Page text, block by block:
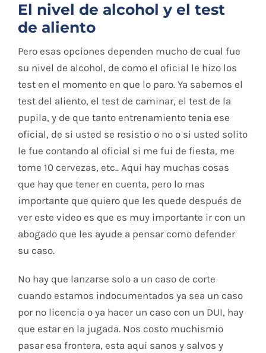
El nivel de alcohol y el test
de aliento
Pero esas opciones dependen mucho de cual fue
su nivel de alcohol, de como el oficial le hizo los
test en el momento en que lo paro. Ya sabemos el
test del aliento, el test de caminar, el test de la
pupila, y de que tanto entrenamiento tenia ese
oficial, de si usted se resistio o no o si usted solito
le fue contando al oficial si me fui de fiesta, me
tome 10 cervezas, etc.. Aqui hay muchas cosas
que hay que tener en cuenta, pero lo mas
importante que quiero que les quede después de
ver este video es que es muy importante ir con un
abogado que les ayude a pensar como defender
su caso.
No hay que lanzarse solo a un caso de corte
cuando estamos indocumentados ya sea un caso
por no licencia o ya hacer un caso con un DUI, hay
que estar en la jugada. Nos costo muchismio
pasar esa frontera, esta aqui sanos y salvos y